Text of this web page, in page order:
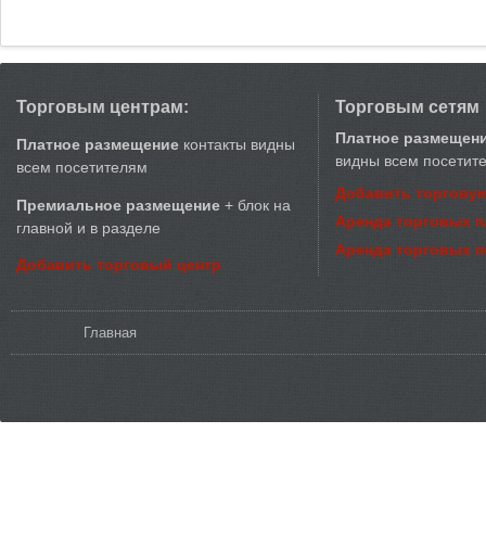
Торговым центрам:
Платное размещение контакты видны
всем посетителям
Премиальное размещение + блок на
главной и в разделе
Добавить торговый центр
Торговым сетям
Платное
видны всем
Добавить
Аренда торговых
Аренда торговых
Главная